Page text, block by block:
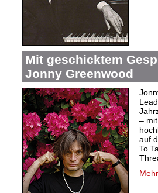
Mit geschicktem
Jonny Greenwood
–
auf
To